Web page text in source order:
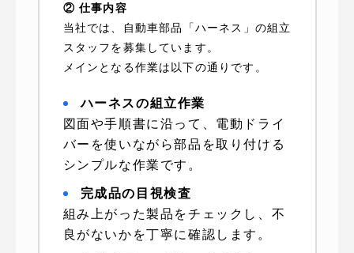
② 仕事内容
当社では、自動車部品「ハーネス」の組立
スタッフを募集しています。
メインとなる作業は以下の通りです。
ハーネスの組立作業
図面や手順書に沿って、電動ドライ
バーを使いながら部品を取り付ける
シンプルな作業です。
完成品の目視検査
組み上がった製品をチェックし、不
良がないかを丁寧に確認します。